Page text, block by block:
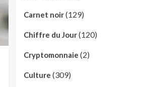
Carnet noir(129)
Chiffre du Jour(120)
Cryptomonnaie (2)
Culture (309)